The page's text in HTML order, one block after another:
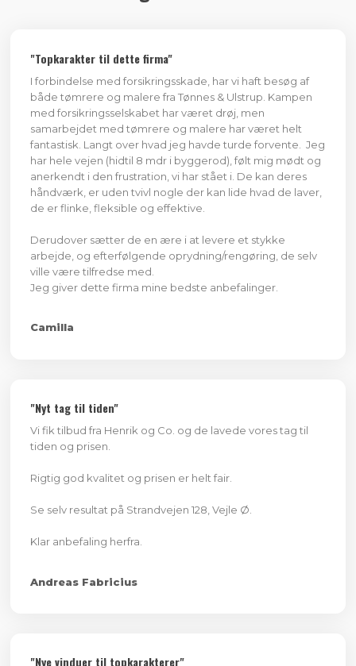
​"Topkarakter til dette firma"
I forbindelse med forsikringsskade, har vi haft besøg af
både tømrere og malere fra Tønnes & Ulstrup. Kampen
med forsikringsselskabet har været drøj, men
samarbejdet med tømrere og malere har været helt
fantastisk. Langt over hvad jeg havde turde forvente. Jeg
har hele vejen (hidtil 8 mdr i byggerod), følt mig mødt og
anerkendt i den frustration, vi har stået i. De kan deres
håndværk, er uden tvivl nogle der kan lide hvad de laver,
de er flinke, fleksible og effektive.
Derudover sætter de en ære i at levere et stykke
arbejde, og efterfølgende oprydning/rengøring, de selv
ville være tilfredse med.
Jeg giver dette firma mine bedste anbefalinger.
Camilla ​
​"Nyt tag til tiden"
Vi fik tilbud fra Henrik og Co. og de lavede vores tag til
tiden og prisen.
Rigtig god kvalitet og prisen er helt fair.
Se selv resultat på Strandvejen 128, Vejle Ø.
Klar anbefaling herfra.​
​Andreas Fabricius
​"Nye vinduer til topkarakterer"